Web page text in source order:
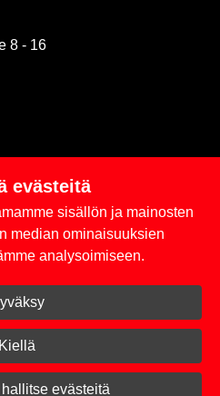
8 - 16
maksuehdot
sisään
Taperoll
evästeitä
sisällön ja mainosten
median ominaisuuksien
analysoimiseen.
Kiellä
evästeitä